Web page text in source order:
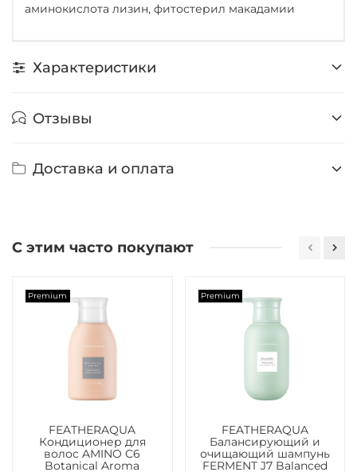
аминокислота лизин, фитостерил макадамии
Характеристики
Отзывы
Доставка и оплата
С этим часто покупают
Premium
FEATHERAQUA
Кондиционер для
волос AMINO C6
Botanical Aroma
Premium
FEATHERAQUA
Балансирующий и
очищающий шампунь
FERMENT J7 Balanced